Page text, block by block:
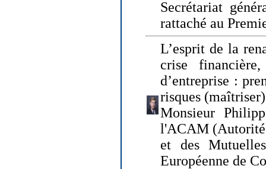
Secrétariat
rattaché au
L’esprit de la
crise
d’entreprise :
risques
Monsieur
l'ACAM (Autorité
et des
Européenne de